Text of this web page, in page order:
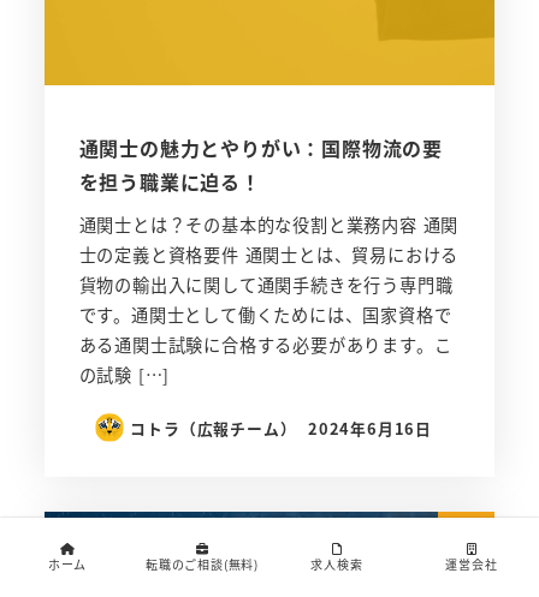
通関士の魅力とやりがい：国際物流の要
を担う職業に迫る！
通関士とは？その基本的な役割と業務内容 通関
士の定義と資格要件 通関士とは、貿易における
貨物の輸出入に関して通関手続きを行う専門職
です。通関士として働くためには、国家資格で
ある通関士試験に合格する必要があります。こ
の試験 […]
コトラ（広報チーム） 2024年6月16日
ホーム 転職のご相談(無料) 求人検索 運営会社